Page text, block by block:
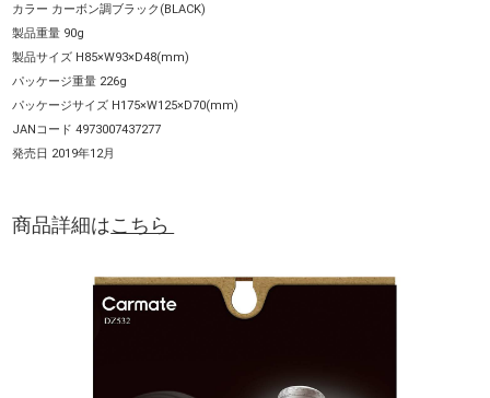
カラー カーボン調ブラック(BLACK)
製品重量 90g
製品サイズ H85×W93×D48(mm)
パッケージ重量 226g
パッケージサイズ H175×W125×D70(mm)
JANコード 4973007437277
発売日 2019年12月
商品詳細はこちら